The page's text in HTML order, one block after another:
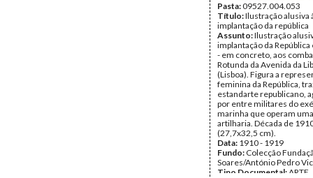
Pasta:09527.004.053
Título:Ilustração alusiva
implantação da república
Assunto:Ilustração
implantação da
- em concreto, aos
Rotunda da Avenida da
(Lisboa). Figura a
feminina da República,
estandarte republicano,
por entre militares do
marinha que operam
artilharia. Década de
(27,7x32,5 cm).
Data: 1910 - 1919
Fundo: Colecção
Soares/António Pedro
Tipo Documental: ARTE